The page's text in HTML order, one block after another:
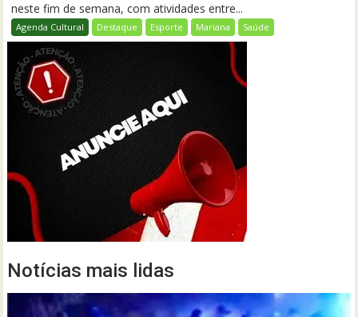
neste fim de semana, com atividades entre...
Agenda Cultural Destaque Esporte Mariana Saúde
Notícias mais lidas